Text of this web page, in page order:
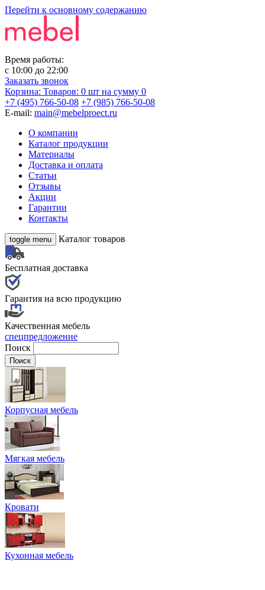
Перейти к основному содержанию
Время работы:
с 10:00 до 22:00
Заказать звонок
Корзина: Товаров: 0 шт на сумму 0
+7 (495) 766-50-08 +7 (985) 766-50-08
E-mail: main@mebelproect.ru
О компании
Каталог продукции
Материалы
Доставка и оплата
Статьи
Отзывы
Акции
Гарантии
Контакты
toggle menu Каталог товаров
Бесплатная доставка
Гарантия на всю продукцию
Качественная мебель
спецпредложение
Поиск
Корпусная мебель
Мягкая мебель
Кровати
Кухонная мебель